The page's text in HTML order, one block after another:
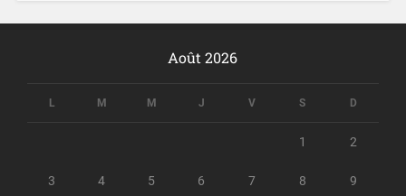
Août 2026
L M M J V S D
1 2
3 4 5 6 7 8 9